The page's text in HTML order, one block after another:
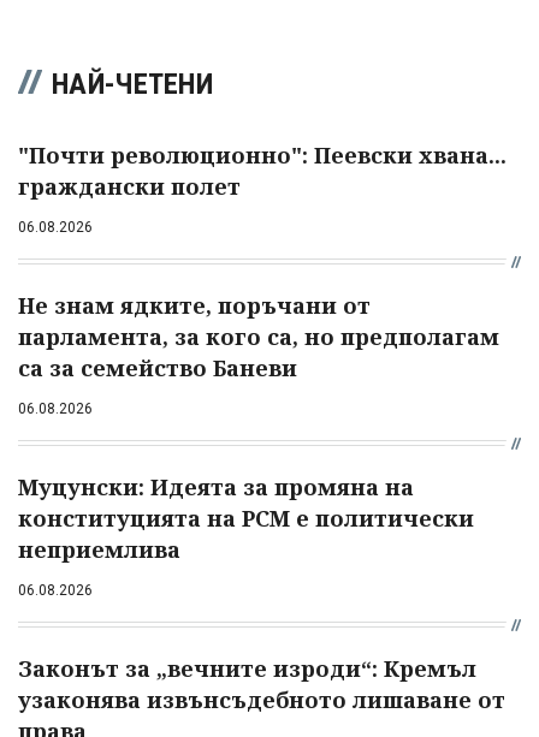
НАЙ-ЧЕТЕНИ
"Почти революционно": Пеевски хвана...
граждански полет
06.08.2026
Не знам ядките, поръчани от
парламента, за кого са, но предполагам
са за семейство Баневи
06.08.2026
Муцунски: Идеята за промяна на
конституцията на РСМ е политически
неприемлива
06.08.2026
Законът за „вечните изроди“: Кремъл
узаконява извънсъдебното лишаване от